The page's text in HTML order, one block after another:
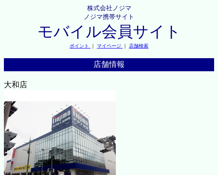
株式会社ノジマ
ノジマ携帯サイト
モバイル会員サイト
ポイント ｜ マイページ ｜ 店舗検索
店舗情報
大和店